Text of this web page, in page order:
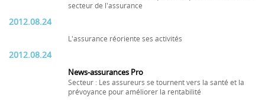
secteur de l'assurance
2012.08.24
L'assurance réoriente ses activités
2012.08.24
News-assurances Pro
Secteur : Les assureurs se tournent vers la santé et la
prévoyance pour améliorer la rentabilité